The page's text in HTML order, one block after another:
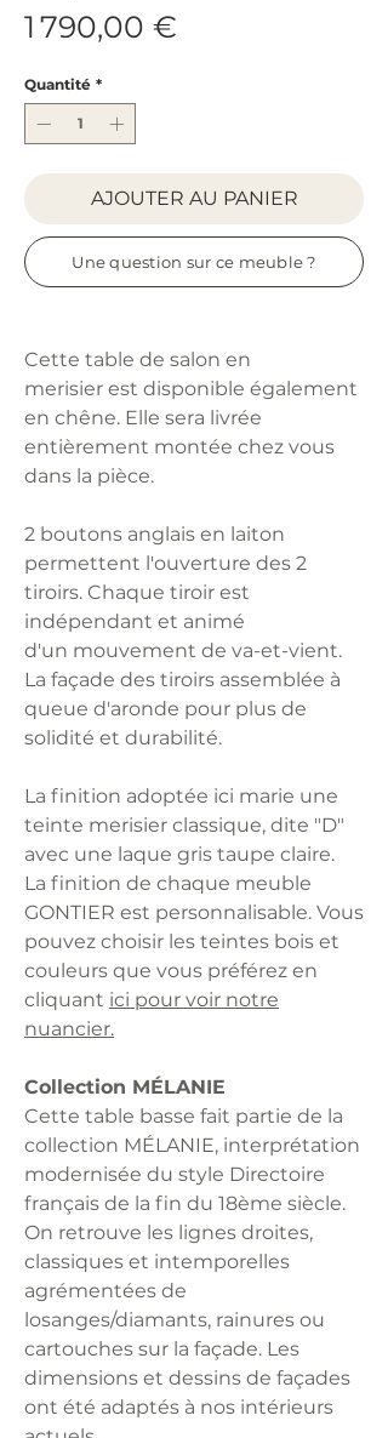
1 790,00 €
Quantité *
AJOUTER AU PANIER
Une question sur ce meuble ?
Cette table de salon en
merisier est disponible également
en chêne. Elle sera livrée
entièrement montée chez vous
dans la pièce.
2 boutons anglais en laiton
permettent l'ouverture des 2
tiroirs. Chaque tiroir est
indépendant et animé
d'un mouvement de va-et-vient.
La façade des tiroirs assemblée à
queue d'aronde pour plus de
solidité et durabilité.
La finition adoptée ici marie une
teinte merisier classique, dite "D"
avec une laque gris taupe claire.
La finition de chaque meuble
GONTIER est personnalisable. Vous
pouvez choisir les teintes bois et
couleurs que vous préférez en
cliquant ici pour voir notre
nuancier.
Collection MÉLANIE
Cette table basse fait partie de la
collection MÉLANIE, interprétation
modernisée du style Directoire
français de la fin du 18ème siècle.
On retrouve les lignes droites,
classiques et intemporelles
agrémentées de
losanges/diamants, rainures ou
cartouches sur la façade. Les
dimensions et dessins de façades
ont été adaptés à nos intérieurs